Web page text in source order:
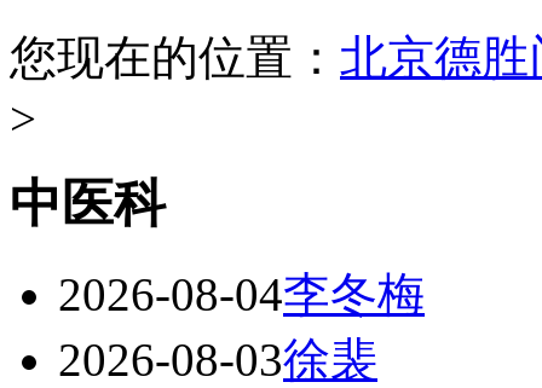
您现在的位置： 北京德
>
中医科
2026-08-04李冬梅
2026-08-03徐裴